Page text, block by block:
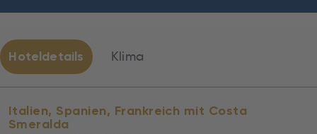
Hoteldetails Klima
Italien, Spanien, Frankreich mit Costa
Smeralda